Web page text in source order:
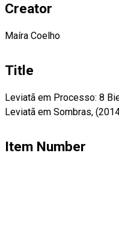
Creator
Maíra Coelho
Title
Leviatã em Processo: 8
Leviatã em Sombras,
Item Number